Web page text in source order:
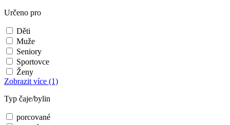
Určeno pro
Děti
Muže
Seniory
Sportovce
Ženy
Zobrazit více (1)
Typ čaje/bylin
porcované